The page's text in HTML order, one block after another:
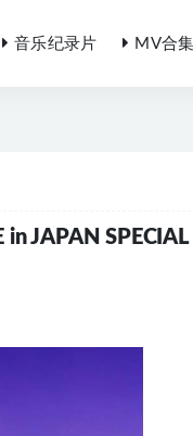
音乐纪录片 MV合集
in JAPAN